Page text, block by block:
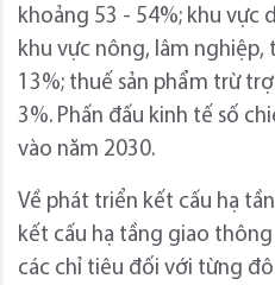
khoảng 53 - 54%; khu vực
khu vực nông, lâm nghiệp,
13%; thuế sản phẩm trừ
3%. Phấn đấu kinh tế số
vào năm 2030.
Về phát triển kết cấu hạ
kết cấu hạ tầng giao
các chỉ tiêu đối với từng